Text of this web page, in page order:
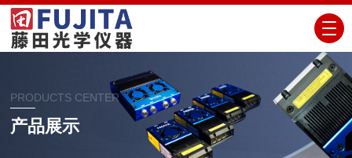
PRODUCTS CENTER
产品展示